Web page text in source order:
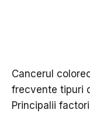
Cancerul
frecvente tipuri
Principalii